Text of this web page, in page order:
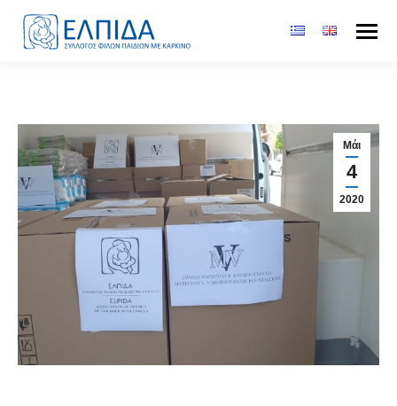
Μάι
4
2020